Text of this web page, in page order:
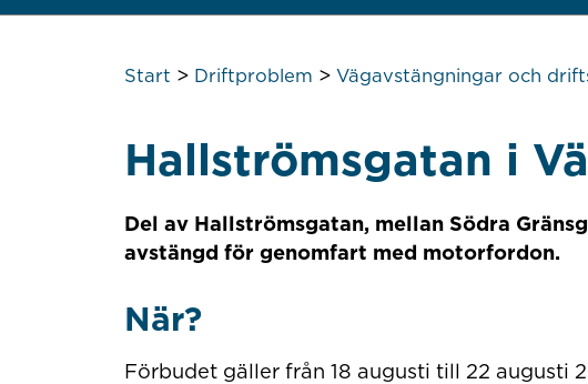
Start > Driftproblem > Vägavstängningar och
Hallströmsgatan i
Del av Hallströmsgatan, mellan Södra
avstängd för genomfart med motorfordon.
När?
Förbudet gäller från 18 augusti till 22 augusti